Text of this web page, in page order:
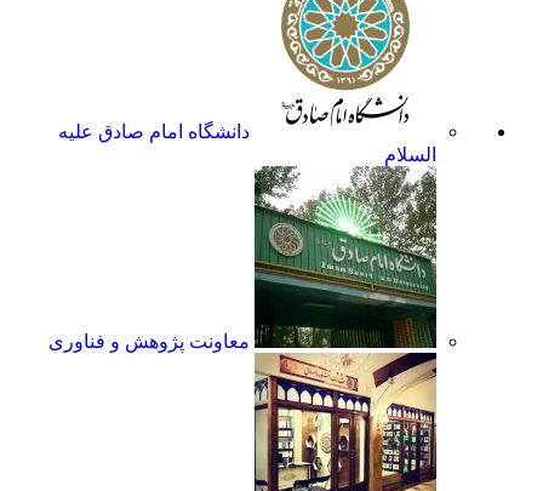
دانشگاه امام صادق علیه
السلام
معاونت پژوهش و فناوری